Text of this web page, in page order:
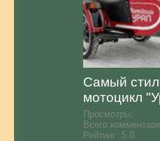
Самый
мотоцикл
Просмотры:
Всего
Рейтинг: 5.0